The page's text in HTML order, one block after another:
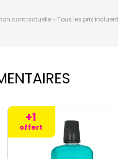
contractuelle - Tous les prix
+1
offert